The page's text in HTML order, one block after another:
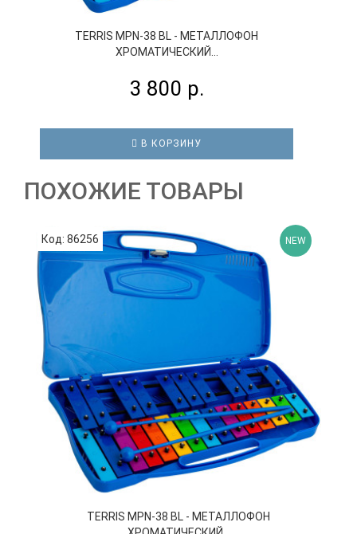
TERRIS MPN-38 BL - МЕТАЛЛОФОН
ХРОМАТИЧЕСКИЙ...
3 800 р.
В КОРЗИНУ
ПОХОЖИЕ ТОВАРЫ
Код: 86256 NEW
TERRIS MPN-38 BL - МЕТАЛЛОФОН